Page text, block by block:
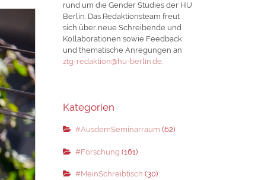
rund um die Gender Studies der HU
Berlin. Das Redaktionsteam freut
sich über neue Schreibende und
Kollaborationen sowie Feedback
und thematische Anregungen an
ztg-redaktion@hu-berlin.de.
Kategorien
#AusdemSeminarraum (62)
#Forschung (161)
#MeinSchreibtisch (30)